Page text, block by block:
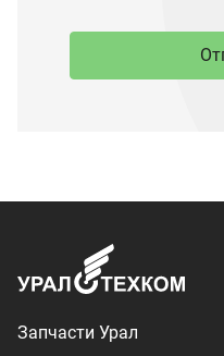
Запчасти Камаз
Спецпредложения
Доставка и оплата
utkm@mail.ru